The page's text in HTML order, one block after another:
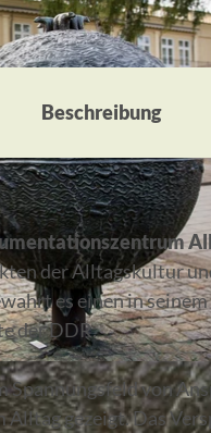
Beschreibung
der Alltagskultur
es einen in
der DDR.
von
gezeigt. Das